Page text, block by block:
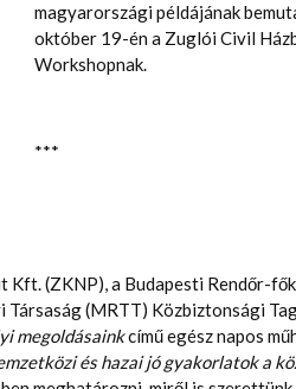
magyarországi példájának
október 19-én a Zuglói Civil
Workshopnak.
***
(ZKNP), a Budapesti Rendőr-
(MRTT) Közbiztonsági
megoldásainkcímű egész napos
és hazai jó gyakorlatok a